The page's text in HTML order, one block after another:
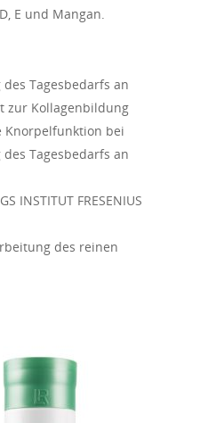
E und Mangan.
des Tagesbedarfs an
zur Kollagenbildung
Knorpelfunktion bei
des Tagesbedarfs an
INSTITUT FRESENIUS
des reinen